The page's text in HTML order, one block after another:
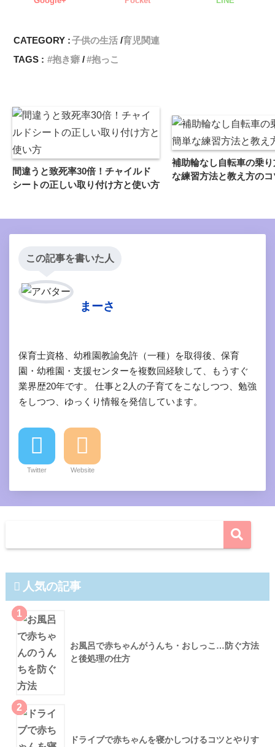
CATEGORY :子供の生活 育児関連
TAGS :
抱き癖 抱っこ
間違うと致死率30倍！チャイルド
シートの正しい取り付け方と使い方
補助輪なし自転車の乗
な練習方法と教え方のコ
この記事を書いた人
まーさ
保育士資格、幼稚園教諭免許（一種）を取得後、保育
園・幼稚園・支援センターを複数回経験して、もうすぐ
業界歴20年です。 仕事と2人の子育てをこなしつつ、勉強
をしつつ、ゆっくり情報を発信しています。
Twitter Website
人気の記事
1
お風呂で赤ちゃんがうんち・おしっこ…防ぐ方法
と後処理の仕方
2
ドライブで赤ちゃんを寝かしつけるコツとやりす